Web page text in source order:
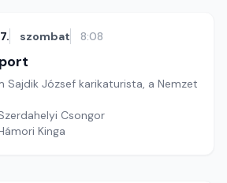
szombat 8:08
Sajdik József karikaturista, a Nemzet
Csongor
Kinga